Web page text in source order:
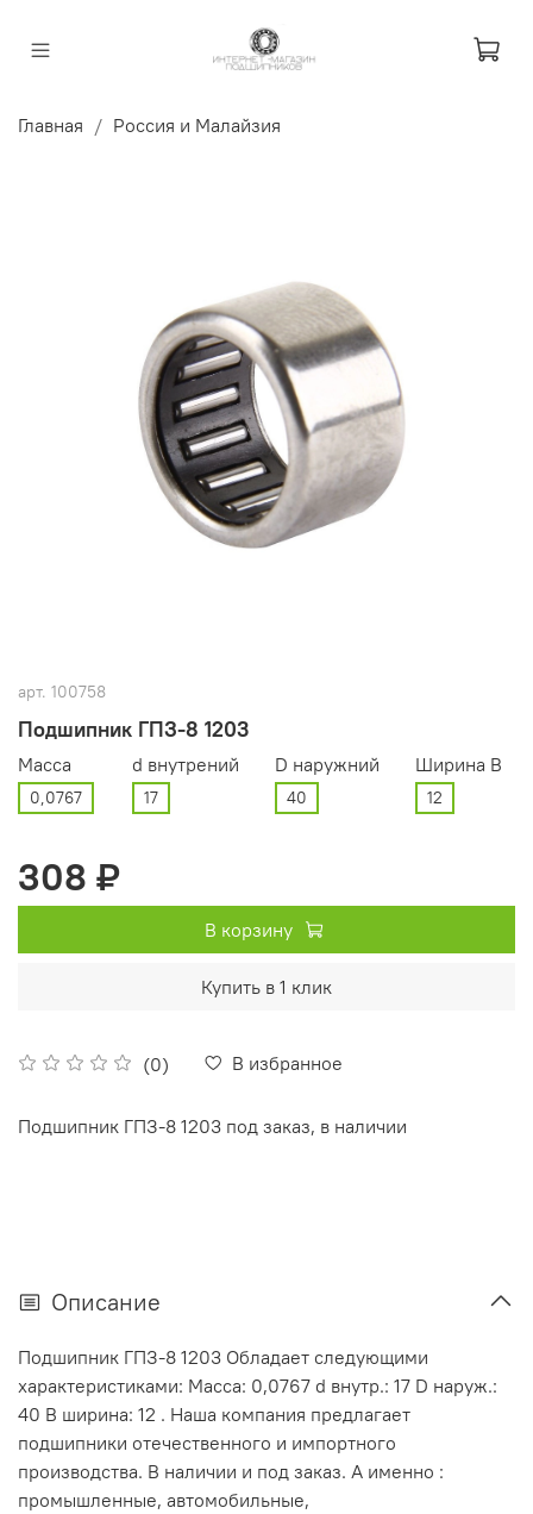
Главная Россия и Малайзия
арт. 100758
Подшипник ГПЗ-8 1203
(0) В избранное
Масса
0,0767
d внутрений
17
D наружний
40
Ширина В
12
308 ₽
В корзину
Купить в 1 клик
Подшипник ГПЗ-8 1203 под заказ, в наличии
Описание
Подшипник ГПЗ-8 1203 Обладает следующими
характеристиками: Масса: 0,0767 d внутр.: 17 D наруж.:
40 В ширина: 12 . Наша компания предлагает
подшипники отечественного и импортного
производства. В наличии и под заказ. А именно :
промышленные, автомобильные,